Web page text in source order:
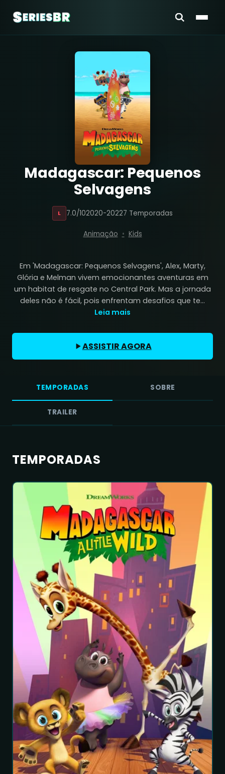
Madagascar: Pequenos
Selvagens
L 7.0/102020-20227 Temporadas
Animação Kids
Em 'Madagascar: Pequenos Selvagens', Alex, Marty,
Glória e Melman vivem emocionantes aventuras em
um habitat de resgate no Central Park. Mas a jornada
deles não é fácil, pois enfrentam desafios que te...
Leia mais
ASSISTIR AGORA
TEMPORADAS SOBRE
TRAILER
TEMPORADAS